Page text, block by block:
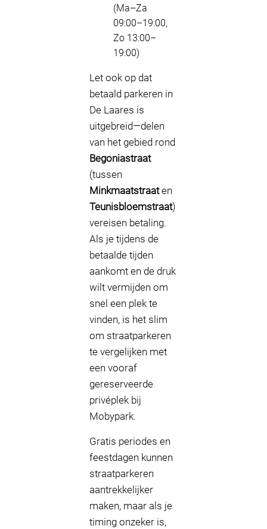
(Ma–Za
09:00–19:00,
Zo 13:00–
19:00)
Let ook op dat
betaald parkeren in
De Laares is
uitgebreid—delen
van het gebied rond
Begoniastraat
(tussen
Minkmaatstraaten
Teunisbloemstraat)
vereisen betaling.
Als je tijdens de
betaalde tijden
aankomt en de druk
wilt vermijden om
snel een plek te
vinden, is het slim
om straatparkeren
te vergelijken met
een vooraf
gereserveerde
privéplek bij
Mobypark.
Gratis periodes en
feestdagen kunnen
straatparkeren
aantrekkelijker
maken, maar als je
timing onzeker is,